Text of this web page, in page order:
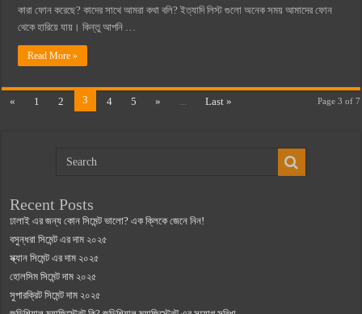
কারা ফোন করেছে? কাদের সাথে আমরা কথা বলি? ইত্যাদি লিস্ট গুলো অনেক সময় আমাদের ফোন
থেকে হারিয়ে যায়। কিন্তু আপনি …
Read More »
Page 3 of 7
« 1 2 3 4 5 » ... Last »
Recent Posts
ঢালাই এর জন্য কোন সিমেন্ট ভালো? এক ক্লিকে জেনে নিন!
বসুন্ধরা সিমেন্ট এর দাম ২০২৫
স্ক্যান সিমেন্ট এর দাম ২০২৫
হোলসিম সিমেন্ট দাম ২০২৫
সুপারক্রিট সিমেন্ট দাম ২০২৫